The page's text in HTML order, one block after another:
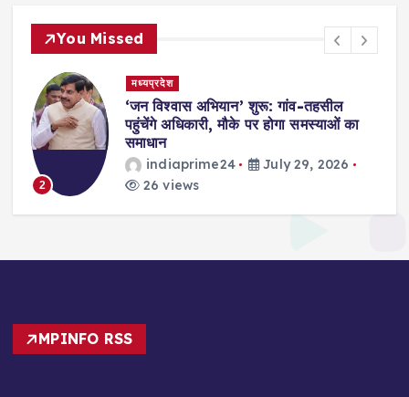
You Missed
2
मध्यप्रदेश
‘जन विश्वास अभियान’ शुरू: गांव-तहसील
पहुंचेंगे अधिकारी, मौके पर होगा समस्याओं का
समाधान
indiaprime24
July 29, 2026
26 views
MPINFO RSS